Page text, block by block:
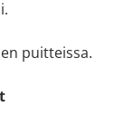
puitteissa.